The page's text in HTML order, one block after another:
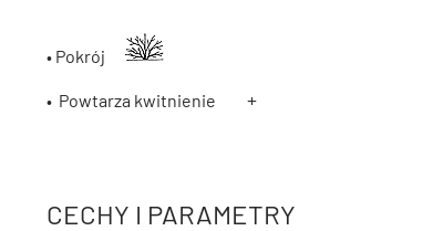
• Pokrój
• Powtarza kwitnienie +
CECHY I PARAMETRY